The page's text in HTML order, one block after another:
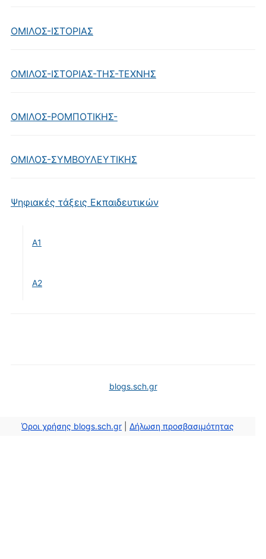
ΟΜΙΛΟΣ-ΙΣΤΟΡΙΑΣ
ΟΜΙΛΟΣ-ΙΣΤΟΡΙΑΣ-ΤΗΣ-ΤΕΧΝΗΣ
ΟΜΙΛΟΣ-ΡΟΜΠΟΤΙΚΗΣ-
ΟΜΙΛΟΣ-ΣΥΜΒΟΥΛΕΥΤΙΚΗΣ
Ψηφιακές τάξεις Εκπαιδευτικών
Α1
Α2
blogs.sch.gr
Όροι χρήσης blogs.sch.gr |Δήλωση προσβασιμότητας